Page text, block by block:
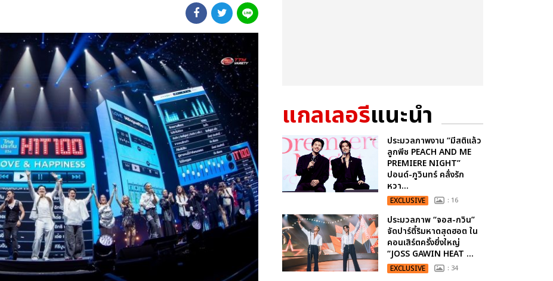
แกลเลอรีแนะนำ
ประมวลภาพงาน “มีสติแล้ว
ลูกพีช PEACH AND ME
PREMIERE NIGHT”
ปอนด์-ภูวินทร์ คลั่งรัก
หวา...
EXCLUSIVE : 16
ประมวลภาพ “จอส-กวิน”
จัดปาร์ตี้ริมหาดสุดฮอต ใน
คอนเสิร์ตครั้งยิ่งใหญ่
“JOSS GAWIN HEAT ...
EXCLUSIVE : 34